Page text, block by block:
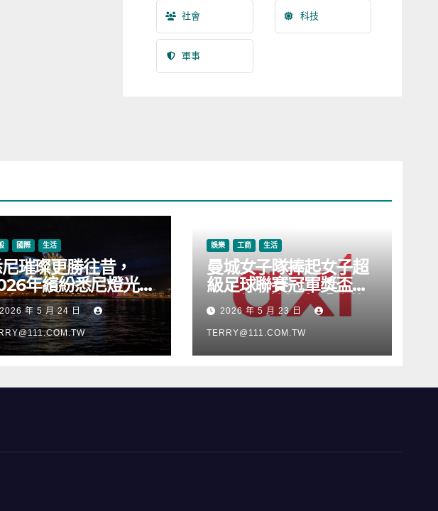
社會 科技
軍事
國際 生活
璀璨更勝往昔，
年繽紛悉尼燈光音
絢麗啟幕
2026 年 5 月 24 日
娛樂 工商 生活
曼城女子隊捧起女子超
級足球聯賽冠軍獎盃，
Axi 亦順勢推出「我的
根源」宣傳活動
2026 年 5 月 23 日
TERRY@111.COM.TW